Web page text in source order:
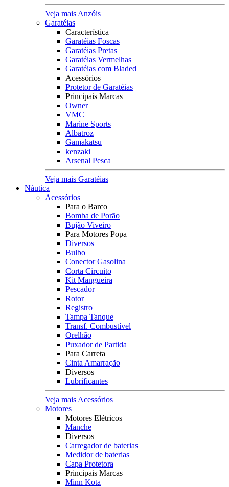
Veja mais Anzóis
Garatéias
Característica
Garatéias Foscas
Garatéias Pretas
Garatéias Vermelhas
Garatéias com Bladed
Acessórios
Protetor de Garatéias
Principais Marcas
Owner
VMC
Marine Sports
Albatroz
Gamakatsu
kenzaki
Arsenal Pesca
Veja mais Garatéias
Náutica
Acessórios
Para o Barco
Bomba de Porão
Bujão Viveiro
Para Motores Popa
Diversos
Bulbo
Conector Gasolina
Corta Circuito
Kit Mangueira
Pescador
Rotor
Registro
Tampa Tanque
Transf. Combustível
Orelhão
Puxador de Partida
Para Carreta
Cinta Amarração
Diversos
Lubrificantes
Veja mais Acessórios
Motores
Motores Elétricos
Manche
Diversos
Carregador de baterias
Medidor de baterias
Capa Protetora
Principais Marcas
Minn Kota